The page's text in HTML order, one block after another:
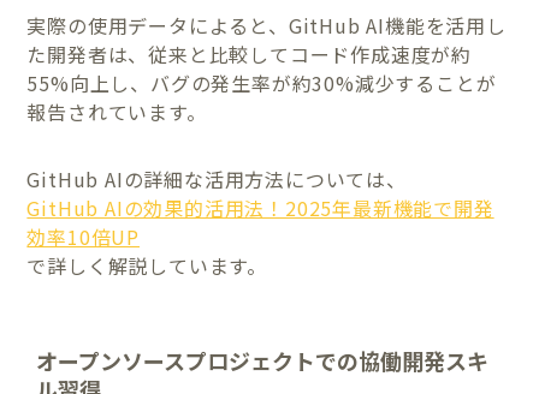
実際の使用データによると、GitHub AI機能を活用し
た開発者は、従来と比較してコード作成速度が約
55%向上し、バグの発生率が約30%減少することが
報告されています。
GitHub AIの詳細な活用方法については、
GitHub AIの効果的活用法！2025年最新機能で開発
効率10倍UP
で詳しく解説しています。
オープンソースプロジェクトでの協働開発スキ